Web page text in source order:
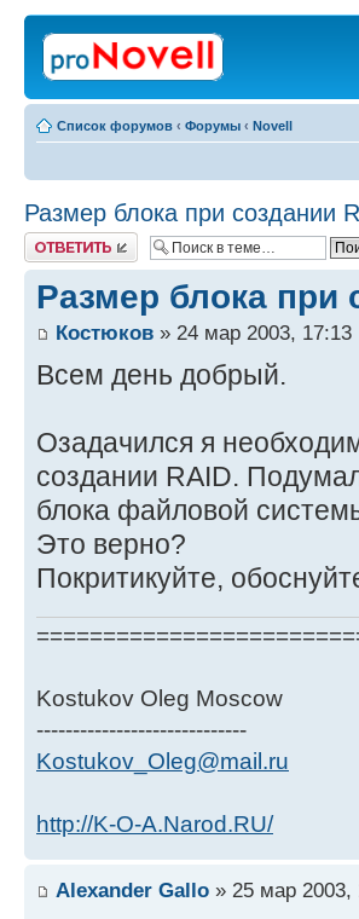
Список форумов ‹ Форумы ‹ Novell
Размер блока при создании
Ответить
Размер блока при
Костюков » 24 мар 2003, 17:13
Всем день добрый.
Озадачился я
создании RAID.
блока файловой
Это верно?
Покритикуйте,
Kostukov Oleg Moscow
-----------------------------
Kostukov_Oleg@mail.ru
http://K-O-A.Narod.RU/
Alexander Gallo » 25 мар 2003,